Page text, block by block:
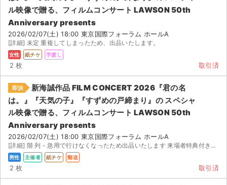
ル映像で贈る、フィルムコンサート LAWSON 50th
Anniversary presents
2026/02/07(土) 18:00 東京国際フォーラム ホールA
[詳細] 未定 重複してしまったため、出品いたします。
女性 紙チケ 手渡し
2 枚 取引済
即決
新海誠作品 FILM CONCERT 2026『君の名
は。』『天気の子』『すずめの戸締まり』の スペシャ
ル映像で贈る、フィルムコンサート LAWSON 50th
Anniversary presents
2026/02/07(土) 18:00 東京国際フォーラム ホールA
[詳細] 階 列 - 急用で行けなくなったため出品いたします 来場者特典付きのチケットになって...
男性 主催者 紙チケ 郵送
2 枚 取引済